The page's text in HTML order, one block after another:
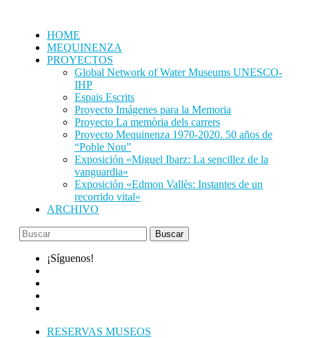
contenidoHOME
MEQUINENZA
PROYECTOS
Global Network of Water Museums UNESCO-
IHP
Espais Escrits
Proyecto Imágenes para la Memoria
Proyecto La memòria dels carrers
Proyecto Mequinenza 1970-2020. 50 años de
“Poble Nou”
Exposición «Miguel Ibarz: La sencillez de la
vanguardia»
Exposición «Edmon Vallès: Instantes de un
recorrido vital»
ARCHIVO
¡Síguenos!
RESERVAS MUSEOS